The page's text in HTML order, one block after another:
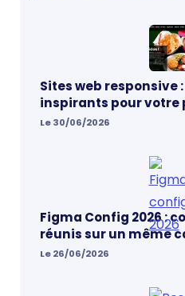
Sites web responsive
inspirants pour votre
Le 30/06/2026
Figma Config 2026 :
réunis sur un même
change vraiment
Le 26/06/2026